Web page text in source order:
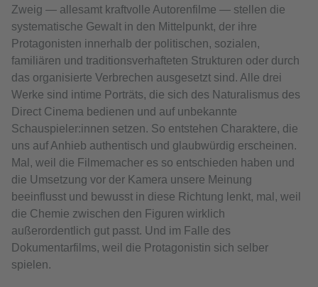
Zweig — allesamt kraftvolle Autorenfilme — stellen die
systematische Gewalt in den Mittelpunkt, der ihre
Protagonisten innerhalb der politischen, sozialen,
familiären und traditionsverhafteten Strukturen oder durch
das organisierte Verbrechen ausgesetzt sind. Alle drei
Werke sind intime Porträts, die sich des Naturalismus des
Direct Cinema bedienen und auf unbekannte
Schauspieler:innen setzen. So entstehen Charaktere, die
uns auf Anhieb authentisch und glaubwürdig erscheinen.
Mal, weil die Filmemacher es so entschieden haben und
die Umsetzung vor der Kamera unsere Meinung
beeinflusst und bewusst in diese Richtung lenkt, mal, weil
die Chemie zwischen den Figuren wirklich
außerordentlich gut passt. Und im Falle des
Dokumentarfilms, weil die Protagonistin sich selber
spielen.